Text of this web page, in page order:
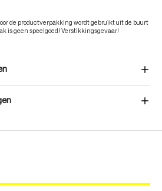
de productverpakking wordt gebruikt uit de buurt
is geen speelgoed! Verstikkingsgevaar!